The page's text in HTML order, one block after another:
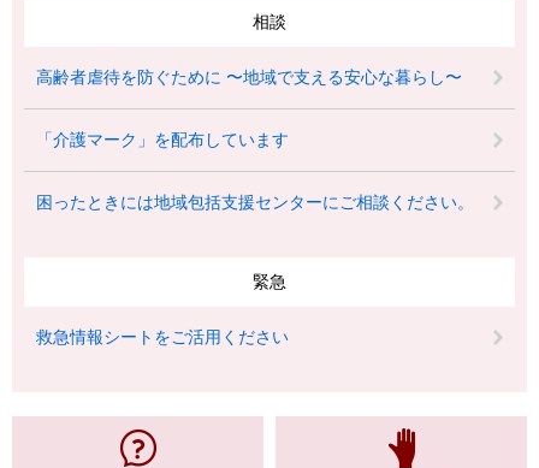
相談
高齢者虐待を防ぐために 〜地域で支える安心な暮らし〜
「介護マーク」を配布しています
困ったときには地域包括支援センターにご相談ください。
緊急
救急情報シートをご活用ください